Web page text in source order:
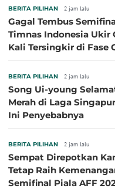
BERITA PILIHAN 2 jam lalu
Gagal Tembus
Timnas Indonesia Ukir
Kali Tersingkir di Fase
BERITA PILIHAN 2 jam lalu
Song Ui-young
Merah di Laga
Ini Penyebabnya
BERITA PILIHAN 2 jam lalu
Sempat Direpotkan
Tetap Raih
Semifinal Piala AFF